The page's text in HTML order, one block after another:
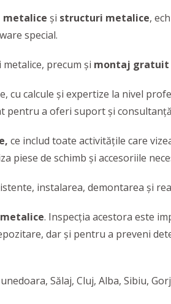
metalice și structuri metalice,
special.
precum și montaj gratuit
cu calcule și expertize la nivel
pentru a oferi suport și
ce includ toate activitățile care
de schimb și accesoriile
instalarea, demontarea și
. Inspecția acestora este
dar şi pentru a preveni
Sălaj, Cluj, Alba, Sibiu,